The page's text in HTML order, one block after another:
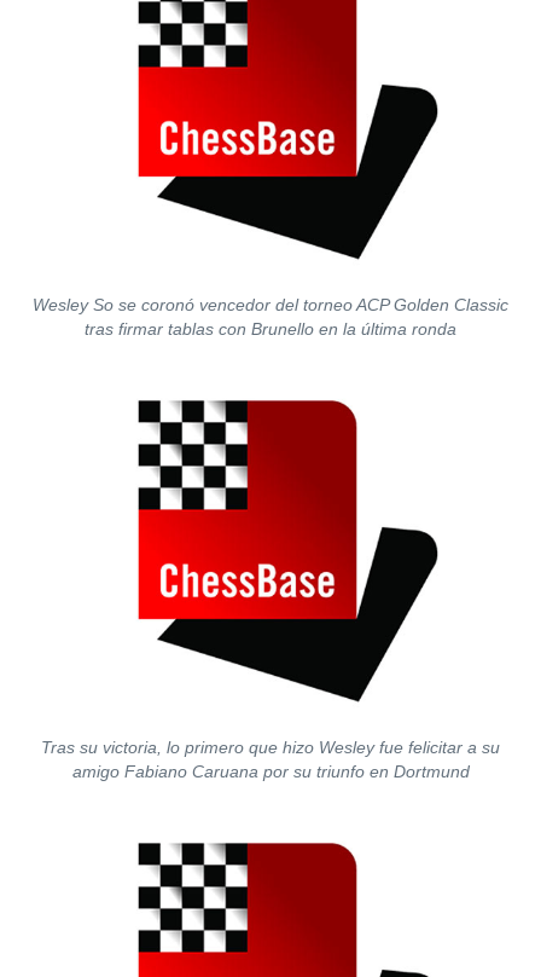
Wesley So se coronó vencedor del torneo ACP Golden Classic
tras firmar tablas con Brunello en la última ronda
Tras su victoria, lo primero que hizo Wesley fue felicitar a su
amigo Fabiano Caruana por su triunfo en Dortmund